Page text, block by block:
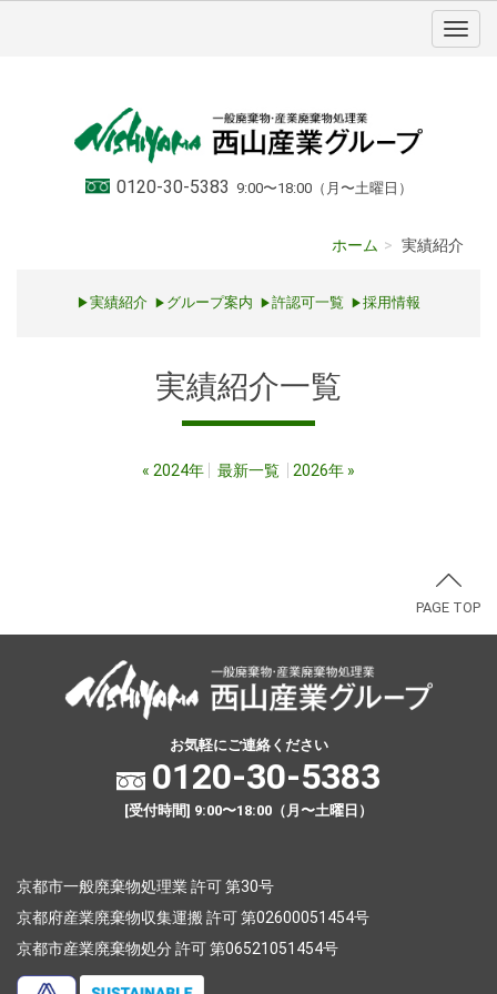
0120-30-5383 9:00〜18:00（月〜土曜日）
ホーム 実績紹介
▶実績紹介 ▶ グループ案内 ▶許認可一覧 ▶採用情報
実績紹介一覧
« 2024年 最新一覧 2026年 »
PAGE TOP
お気軽にご連絡ください
0120-30-5383
[受付時間] 9:00〜18:00（月〜土曜日）
京都市一般廃棄物処理業 許可 第30号
京都府産業廃棄物収集運搬 許可 第02600051454号
京都市産業廃棄物処分 許可 第06521051454号